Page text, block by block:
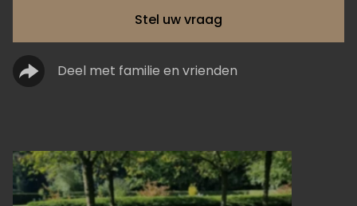
Stel uw vraag
Deel met familie en vrienden
Zojuist het grafmonument in Doorn
Wij willen u laten weten dat wij zeer